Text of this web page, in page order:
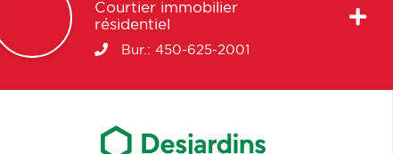
Courtier immobilier
résidentiel
Bur.: 450-625-2001